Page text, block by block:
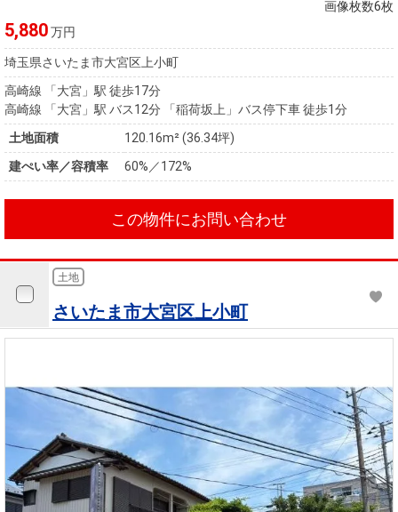
画像枚数6枚
5,880万円
埼玉県さいたま市大宮区上小町
高崎線 「大宮」駅 徒歩17分
高崎線 「大宮」駅 バス12分 「稲荷坂上」バス停下車 徒歩1分
土地面積
120.16m² (36.34坪)
建ぺい率／容積率
60%／172%
この物件にお問い合わせ
土地
さいたま市大宮区上小町